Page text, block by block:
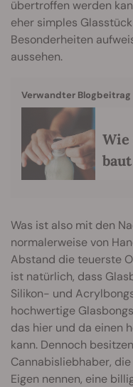
übertroffen werden
eher simples
Besonderheiten
aussehen.
Verwandter Blogbeitrag
Wie
baut
Was ist also mit den
normalerweise von
Abstand die teuerste
ist natürlich, dass
Silikon- und
hochwertige
das hier und da einen
kann. Dennoch
Cannabisliebhaber,
Eigen nennen, eine